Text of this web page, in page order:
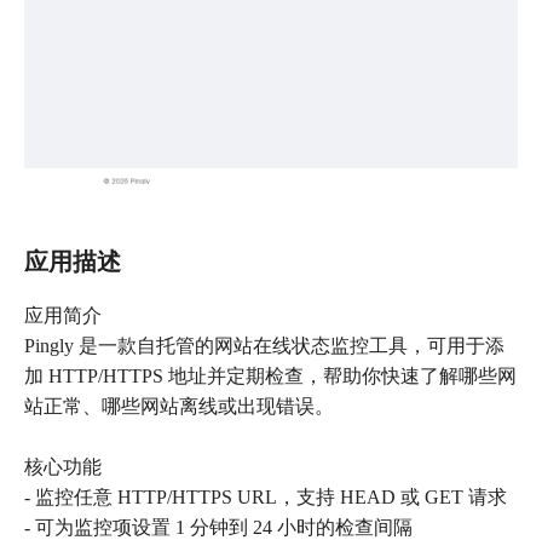
应用描述
应用简介
Pingly 是一款自托管的网站在线状态监控工具，可用于添
加 HTTP/HTTPS 地址并定期检查，帮助你快速了解哪些网
站正常、哪些网站离线或出现错误。
核心功能
- 监控任意 HTTP/HTTPS URL，支持 HEAD 或 GET 请求
- 可为监控项设置 1 分钟到 24 小时的检查间隔